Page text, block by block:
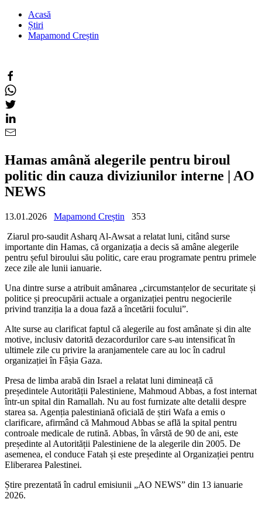
Acasă
Știri
Mapamond Creștin
Hamas amână alegerile pentru biroul
politic din cauza diviziunilor interne | AO
NEWS
13.01.2026 Mapamond Creștin
353
Ziarul pro-saudit Asharq Al-Awsat a relatat luni, citând surse
importante din Hamas, că organizația a decis să amâne alegerile
pentru șeful biroului său politic, care erau programate pentru primele
zece zile ale lunii ianuarie.
Una dintre surse a atribuit amânarea „circumstanțelor de securitate și
politice și preocupării actuale a organizației pentru negocierile
privind tranziția la a doua fază a încetării focului”.
Alte surse au clarificat faptul că alegerile au fost amânate și din alte
motive, inclusiv datorită dezacordurilor care s-au intensificat în
ultimele zile cu privire la aranjamentele care au loc în cadrul
organizației în Fâșia Gaza.
Presa de limba arabă din Israel a relatat luni dimineață că
președintele Autorității Palestiniene, Mahmoud Abbas, a fost internat
într-un spital din Ramallah. Nu au fost furnizate alte detalii despre
starea sa. Agenția palestiniană oficială de știri Wafa a emis o
clarificare, afirmând că Mahmoud Abbas se află la spital pentru
controale medicale de rutină. Abbas, în vârstă de 90 de ani, este
președinte al Autorității Palestiniene de la alegerile din 2005. De
asemenea, el conduce Fatah și este președinte al Organizației pentru
Eliberarea Palestinei.
Știre prezentată în cadrul emisiunii „AO NEWS” din 13 ianuarie
2026.